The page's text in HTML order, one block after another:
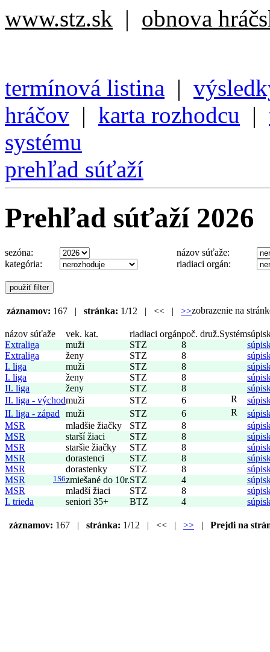
www.stz.sk | obnova
termínová listina |
hráčov | karta rozhodcu |
systému
prehľad súťaží
Prehľad súťaží 2026
sezóna:
názov súťaže:
kategória:
riadiaci orgán:
záznamov: 167 | stránka: 1/12 | << | >>zobrazenie na
názov súťaže vek. kat. riadiaci orgánpoč. druž.Systém
Extraliga
muži STZ 8
Extraliga
ženy STZ 8
I. liga
muži STZ 8
I. liga
ženy STZ 8
II. liga
ženy STZ 8
II. liga - východmuži STZ 6 R
II. liga - západ
muži STZ 6 R
MSR
mladšie žiačky STZ 8
MSR
starší žiaci STZ 8
MSR
staršie žiačky STZ 8
MSR
dorastenci STZ 8
MSR
dorastenky STZ 8
1S6
MSR zmiešané do 10r.STZ 4
MSR
mladší žiaci STZ 8
I. trieda
seniori 35+ BTZ 4
záznamov: 167 | stránka: 1/12 | << | >> | Prejdi na